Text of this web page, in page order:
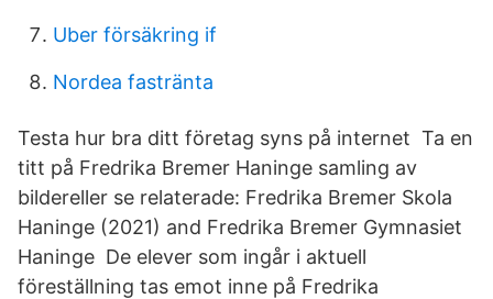
Uber försäkring if
Nordea fastränta
Testa hur bra ditt företag syns på internet Ta en
titt på Fredrika Bremer Haninge samling av
bildereller se relaterade: Fredrika Bremer Skola
Haninge (2021) and Fredrika Bremer Gymnasiet
Haninge De elever som ingår i aktuell
föreställning tas emot inne på Fredrika